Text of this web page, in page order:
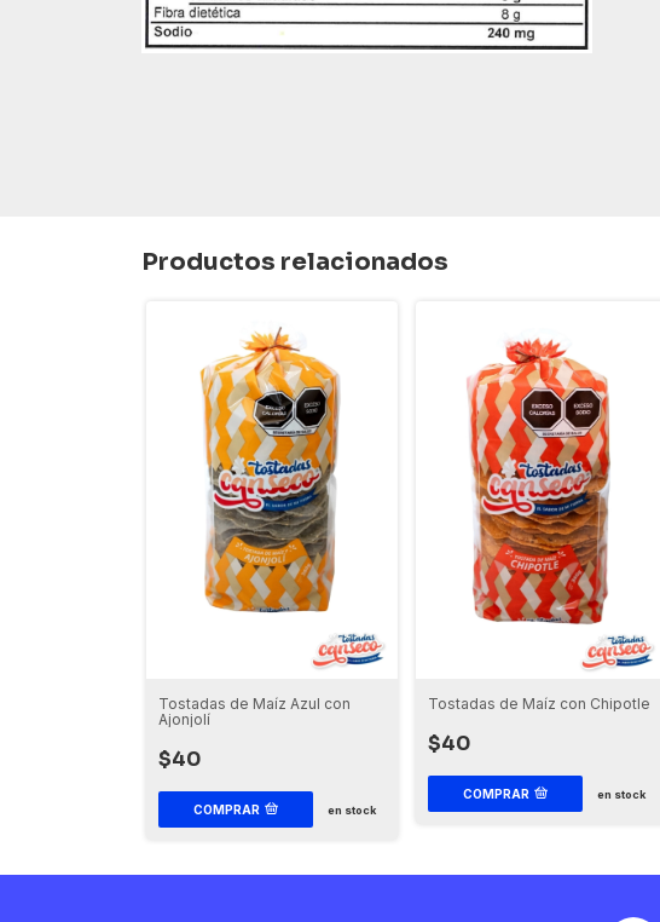
Productos relacionados
Tostadas de Maíz Azul con
Ajonjolí
$40
COMPRAR en stock
Tostadas de Maíz con Chipotle
$40
COMPRAR en stock